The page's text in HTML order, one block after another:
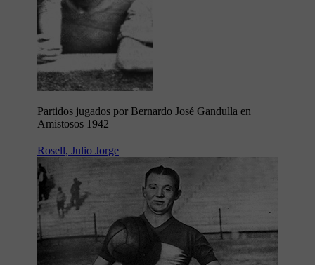
Partidos jugados por Bernardo José Gandulla en
Amistosos 1942
Rosell, Julio Jorge